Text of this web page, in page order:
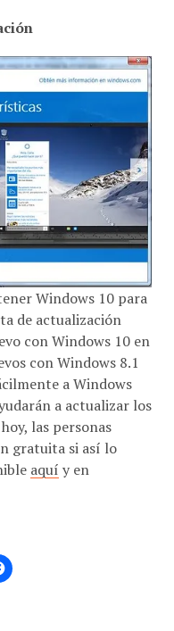
Windows 10 para
de actualización
con Windows 10 en
con Windows 8.1
a Windows
a actualizar los
las personas
gratuita si así lo
aquí y en